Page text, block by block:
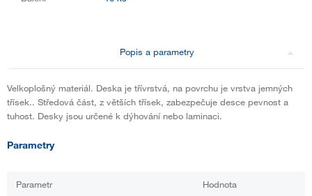
Popis a parametry
Velkoplošný materiál. Deska je třívrstvá, na povrchu je vrstva jemných
třísek.. Středová část, z větších třísek, zabezpečuje desce pevnost a
tuhost. Desky jsou určené k dýhování nebo laminaci.
Parametry
Parametr Hodnota